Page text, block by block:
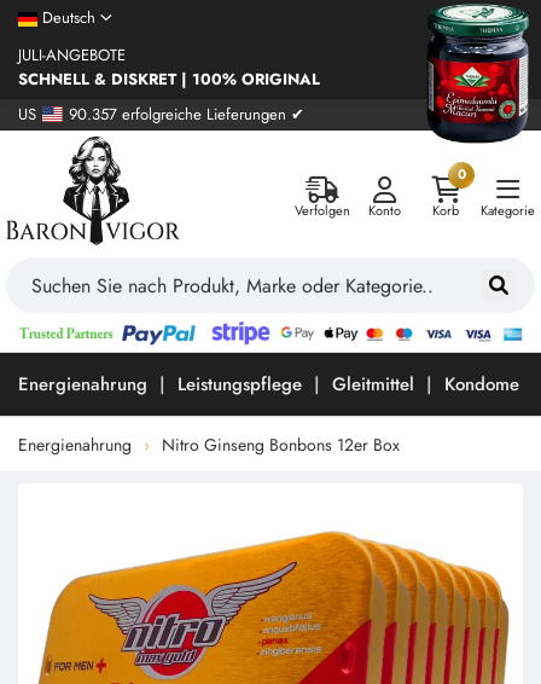
Deutsch
JULI-ANGEBOTE
SCHNELL & DISKRET | 100% ORIGINAL
US
90.357 erfolgreiche Lieferungen ✔
Verfolgen Konto
0
Korb
Kategorie
Energienahrung Leistungspflege Gleitmittel Kondome
Energienahrung Nitro Ginseng Bonbons 12er Box